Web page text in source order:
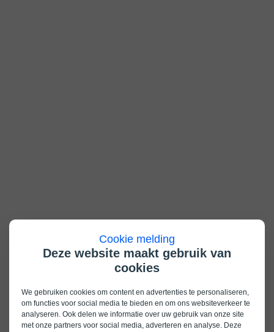
Cookie melding
Deze website maakt gebruik van
cookies
We gebruiken cookies om content en advertenties te personaliseren,
om functies voor social media te bieden en om ons websiteverkeer te
analyseren. Ook delen we informatie over uw gebruik van onze site
met onze partners voor social media, adverteren en analyse. Deze